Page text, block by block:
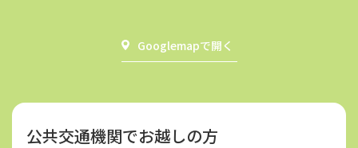
Googlemapで開く
公共交通機関でお越しの方